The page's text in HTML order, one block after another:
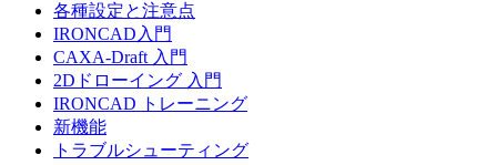
各種設定と注意点
IRONCAD入門
CAXA-Draft 入門
2Dドローイング 入門
IRONCAD トレーニング
新機能
トラブルシューティング